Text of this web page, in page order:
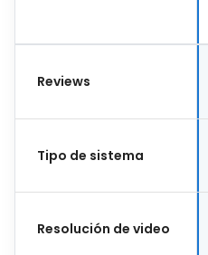
Reviews
Tipo de sistema
Resolución de video